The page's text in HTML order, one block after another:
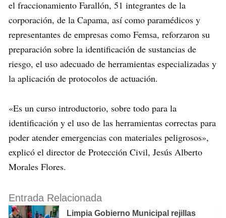
el fraccionamiento Farallón, 51 integrantes de la
corporación, de la Capama, así como paramédicos y
representantes de empresas como Femsa, reforzaron su
preparación sobre la identificación de sustancias de
riesgo, el uso adecuado de herramientas especializadas y
la aplicación de protocolos de actuación.
«Es un curso introductorio, sobre todo para la
identificación y el uso de las herramientas correctas para
poder atender emergencias con materiales peligrosos»,
explicó el director de Protección Civil, Jesús Alberto
Morales Flores.
Entrada Relacionada
Limpia Gobierno Municipal rejillas